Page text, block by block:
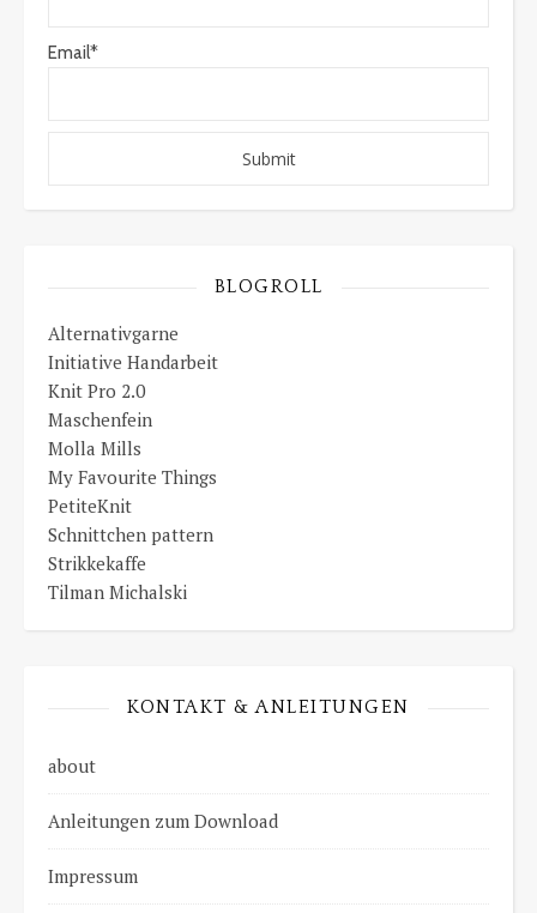
Email*
BLOGROLL
Alternativgarne
Initiative Handarbeit
Knit Pro 2.0
Maschenfein
Molla Mills
My Favourite Things
PetiteKnit
Schnittchen pattern
Strikkekaffe
Tilman Michalski
KONTAKT & ANLEITUNGEN
about
Anleitungen zum Download
Impressum